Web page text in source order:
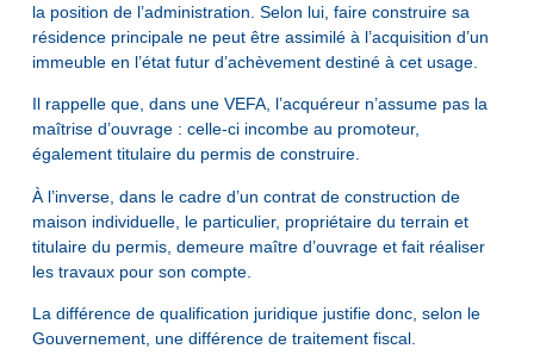
la position de l’administration. Selon lui, faire construire sa
résidence principale ne peut être assimilé à l’acquisition d’un
immeuble en l’état futur d’achèvement destiné à cet usage.
Il rappelle que, dans une VEFA, l’acquéreur n’assume pas la
maîtrise d’ouvrage : celle-ci incombe au promoteur,
également titulaire du permis de construire.
À l’inverse, dans le cadre d’un contrat de construction de
maison individuelle, le particulier, propriétaire du terrain et
titulaire du permis, demeure maître d’ouvrage et fait réaliser
les travaux pour son compte.
La différence de qualification juridique justifie donc, selon le
Gouvernement, une différence de traitement fiscal.